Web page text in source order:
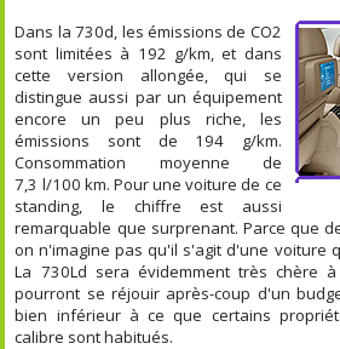
Dans la 730d, les émissions de CO2
sont limitées à 192 g/km, et dans
cette version allongée, qui se
distingue aussi par un équipement
encore un peu plus riche, les
émissions sont de 194 g/km.
Consommation moyenne de
7,3 l/100 km. Pour une voiture de ce
standing, le chiffre est aussi
remarquable que surprenant. Parce que
on n'imagine pas qu'il s'agit d'une voiture
La 730Ld sera évidemment très chère
pourront se réjouir après-coup d'un
bien inférieur à ce que certains
calibre sont habitués.